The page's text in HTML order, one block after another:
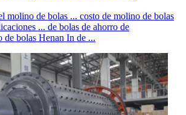
molino de bolas ... costo de molino de bolas
... de bolas de ahorro de
de bolas Henan In de ...